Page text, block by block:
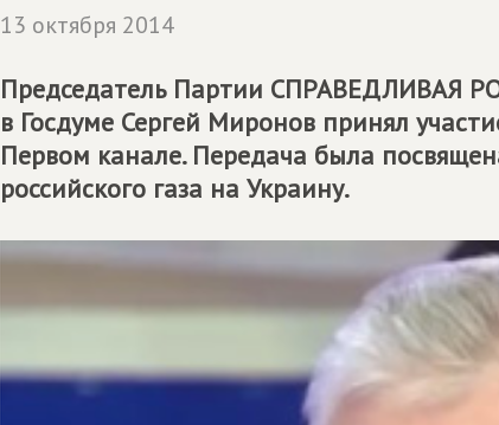
13 октября 2014
Председатель Партии СПРАВЕДЛИВАЯ
в Госдуме Сергей Миронов принял
Первом канале. Передача была
российского газа на Украину.